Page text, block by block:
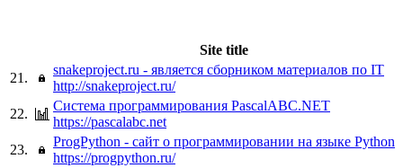
Site title
21.
snakeproject.ru - является сборником материалов по IT
http://snakeproject.ru/
22.
Система программирования PascalABC.NET
https://pascalabc.net
23.
ProgPython - сайт о программировании на языке Python
https://progpython.ru/